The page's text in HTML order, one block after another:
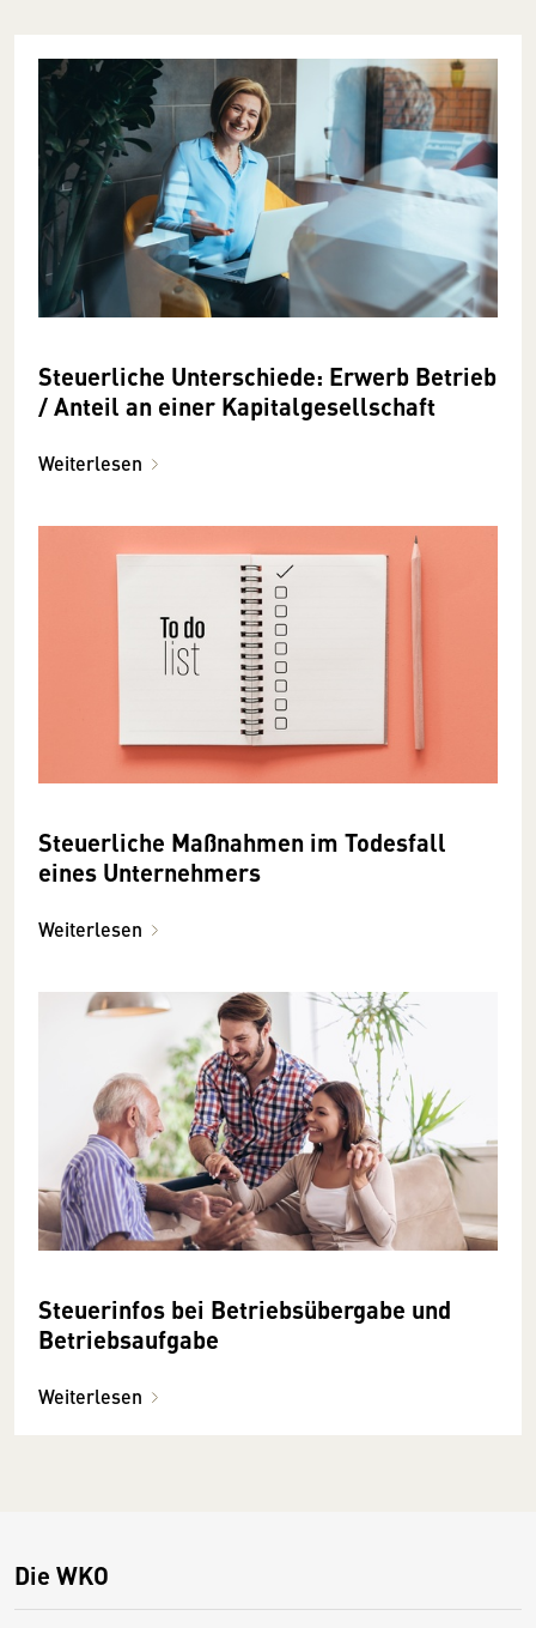
Steuerliche Unterschiede: Erwerb Betrieb
/ Anteil an einer Kapitalgesellschaft
Weiterlesen
Steuerliche Maßnahmen im Todesfall
eines Unternehmers
Weiterlesen
Steuerinfos bei Betriebsübergabe und
Betriebsaufgabe
Weiterlesen
Die WKO